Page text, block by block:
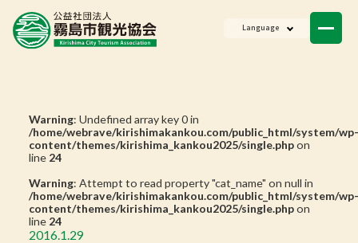
Language
Warning: Undefined array key 0 in
/home/webrave/kirishimakankou.com/public_html/system/wp-
content/themes/kirishima_kankou2025/single.phpon
line 24
Warning: Attempt to read property "cat_name" on null in
/home/webrave/kirishimakankou.com/public_html/system/wp-
content/themes/kirishima_kankou2025/single.phpon
line 24
2016.1.29